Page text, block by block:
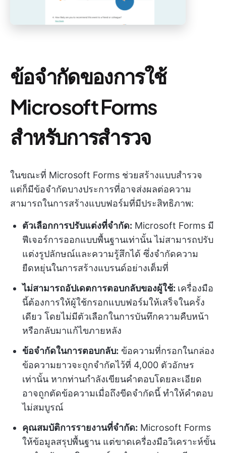
ข้อจำกัดของการใช้
Microsoft Forms
สำหรับการสำรวจ
ในขณะที่ Microsoft Forms ช่วยสร้างแบบสำรวจ
แต่ก็มีข้อจำกัดบางประการที่อาจส่งผลต่อความ
สามารถในการสร้างแบบฟอร์มที่มีประสิทธิภาพ:
ตัวเลือกการปรับแต่งที่จำกัด: Microsoft Forms มี
ฟีเจอร์การออกแบบพื้นฐานเท่านั้น ไม่สามารถปรับ
แต่งรูปลักษณ์และความรู้สึกได้ ซึ่งจำกัดความ
ยืดหยุ่นในการสร้างแบรนด์อย่างเต็มที่
ไม่สามารถอัปเดตการตอบกลับของผู้ใช้: เครื่องมือ
นี้ต้องการให้ผู้ใช้กรอกแบบฟอร์มให้เสร็จในครั้ง
เดียว โดยไม่มีตัวเลือกในการบันทึกความคืบหน้า
หรือกลับมาแก้ไขภายหลัง
ข้อจำกัดในการตอบกลับ: ข้อความที่กรอกในกล่อง
ข้อความยาวจะถูกจำกัดไว้ที่ 4,000 ตัวอักษร
เท่านั้น หากท่านกำลังเขียนคำตอบโดยละเอียด
อาจถูกตัดข้อความเมื่อถึงขีดจำกัดนี้ ทำให้คำตอบ
ไม่สมบูรณ์
คุณสมบัติการรายงานที่จำกัด: Microsoft Forms
ให้ข้อมูลสรุปพื้นฐาน แต่ขาดเครื่องมือวิเคราะห์ขั้น